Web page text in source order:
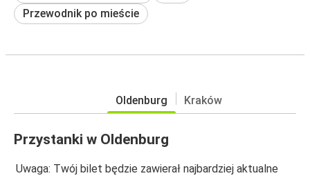
Przewodnik po mieście
Oldenburg Kraków
Przystanki w Oldenburg
Uwaga: Twój bilet będzie zawierał najbardziej aktualne